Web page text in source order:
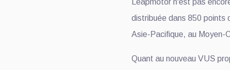
Leapmotor n'est pas
distribuée dans 850 points
Asie-Pacifique, au Moyen-
Quant au nouveau VUS